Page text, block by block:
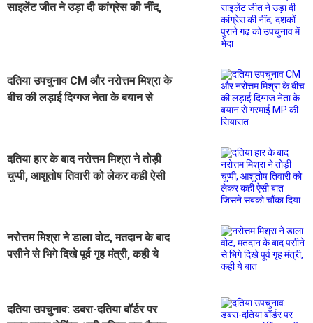
साइलेंट जीत ने उड़ा दी कांग्रेस की नींद,
दतिया उपचुनाव CM और नरोत्तम मिश्रा के
बीच की लड़ाई दिग्गज नेता के बयान से
दतिया हार के बाद नरोत्तम मिश्रा ने तोड़ी
चुप्पी, आशुतोष तिवारी को लेकर कही ऐसी
नरोत्तम मिश्रा ने डाला वोट, मतदान के बाद
पसीने से भिगे दिखे पूर्व गृह मंत्री, कही ये
दतिया उपचुनाव: डबरा-दतिया बॉर्डर पर